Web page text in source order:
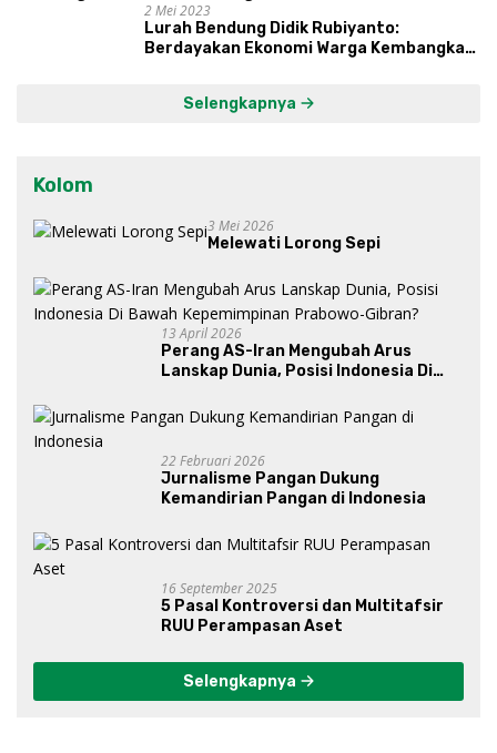
2 Mei 2023
Lurah Bendung Didik Rubiyanto:
Berdayakan Ekonomi Warga Kembangkan
Selengkapnya
Kolom
3 Mei 2026
Melewati Lorong Sepi
13 April 2026
Perang AS-Iran Mengubah Arus
Lanskap Dunia, Posisi Indonesia Di
Gibran?
22 Februari 2026
Jurnalisme Pangan Dukung
Kemandirian Pangan di Indonesia
16 September 2025
5 Pasal Kontroversi dan Multitafsir
RUU Perampasan Aset
Selengkapnya